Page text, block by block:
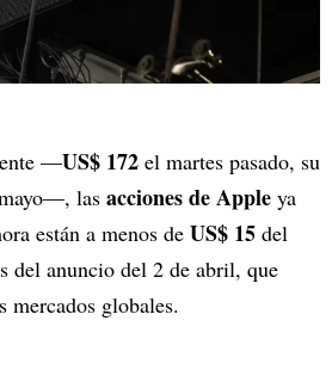
—US$ 172 el martes pasado, su
las acciones de Apple ya
están a menos de US$ 15 del
del anuncio del 2 de abril, que
mercados globales.